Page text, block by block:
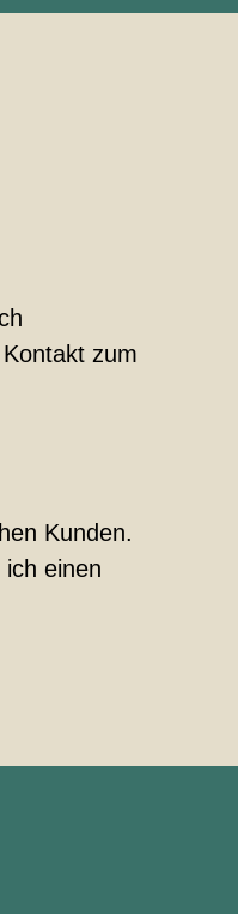
zum
Kunden.
einen